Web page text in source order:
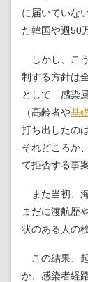
に届いていな
た韓国や週50
しかし、こ
制する方針は
として「感染
（高齢者や基
打ち出したの
それどころか
て拒否する事
また当初、
まだに渡航歴
状のある人の
この結果、
か、感染者経